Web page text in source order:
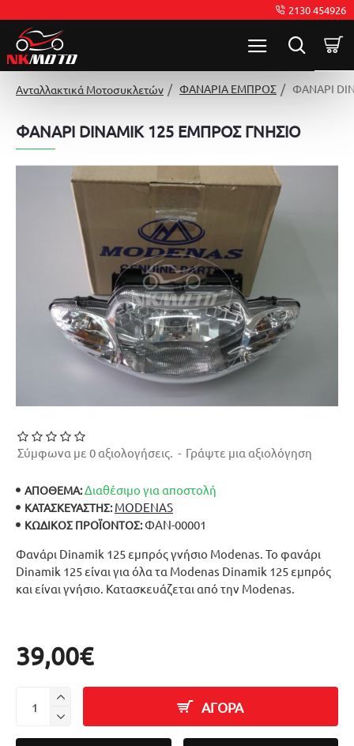
2130 454926
Ανταλλακτικά Μοτοσυκλετών ΦΑΝΑΡΙΑ ΕΜΠΡΟΣ ΦΑΝΑΡΙ
ΦΑΝΑΡΙ DINAMIK 125 ΕΜΠΡΟΣ ΓΝΗΣΙΟ
Φανάρι Dinamik 125 εμπρός γνήσιο Modenas. Το φανάρι
Dinamik 125 είναι για όλα τα Modenas Dinamik 125 εμπρός
και είναι γνήσιο. Κατασκευάζεται από την Modenas.
ΑΠΟΘΕΜΑ:Διαθέσιμο για αποστολή
ΚΑΤΑΣΚΕΥΑΣΤΉΣ: MODENAS
ΚΩΔΙΚΌΣ ΠΡΟΪΌΝΤΟΣ:ΦΑΝ-00001
Σύμφωνα με 0 αξιολογήσεις. - Γράψτε μια αξιολόγηση
39,00€
ΑΓΟΡΑ